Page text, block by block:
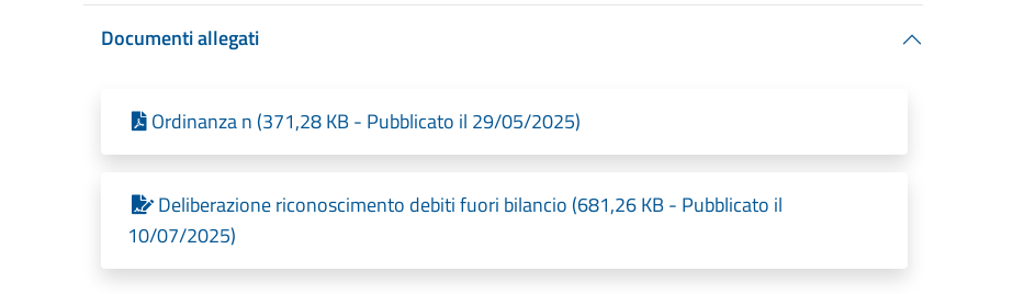
Documenti allegati
Ordinanza n (371,28 KB - Pubblicato il 29/05/2025)
Deliberazione riconoscimento debiti fuori bilancio (681,26 KB - Pubblicato il
10/07/2025)